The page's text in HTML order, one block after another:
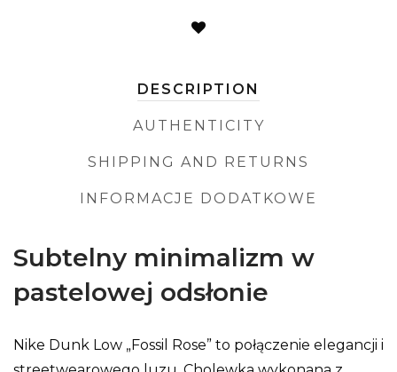
DESCRIPTION
AUTHENTICITY
SHIPPING AND RETURNS
INFORMACJE DODATKOWE
Subtelny minimalizm w
pastelowej odsłonie
Nike Dunk Low „Fossil Rose” to połączenie elegancji i